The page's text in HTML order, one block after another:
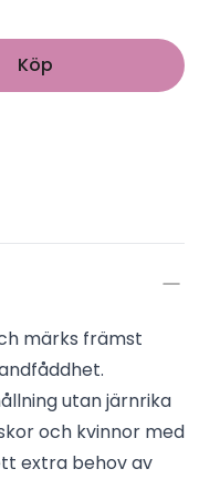
Köp
märks främst
utan järnrika
och kvinnor med
extra behov av